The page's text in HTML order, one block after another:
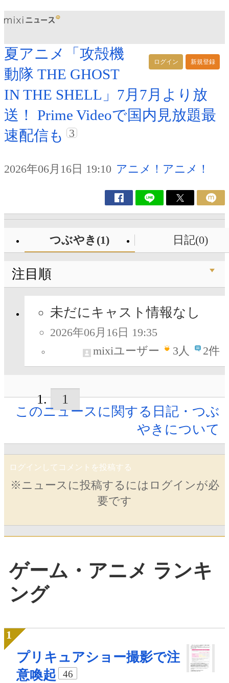
ログイン 新規登録
夏アニメ「攻殻機
動隊 THE GHOST
IN THE SHELL」7月7月より放
送！ Prime Videoで国内見放題最
速配信も
3
2026年06月16日 19:10 アニメ！アニメ！
つぶやき(1) 日記(0)
注目順
未だにキャスト情報なし
2026年06月16日 19:35
mixiユーザー
3人 2件
1
このニュースに関する日記・つぶ
やきについて
ログインしてコメントを投稿する
※ニュースに投稿するにはログインが必
要です
ゲーム・アニメ ランキ
ング
プリキュアショー撮影で注
意喚起
46